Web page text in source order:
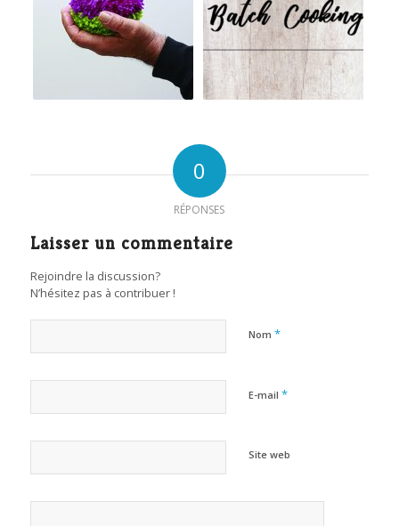
0
RÉPONSES
Laisser un commentaire
Rejoindre la discussion?
N’hésitez pas à contribuer !
Nom *
E-mail *
Site web